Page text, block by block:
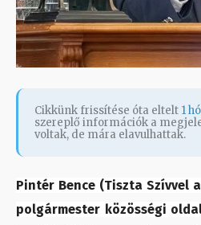
Cikkünk frissítése óta eltelt 1
szereplő információk a
voltak, de mára elavulhattak.
Pintér Bence (Tiszta Szívvel
polgármester közösségi